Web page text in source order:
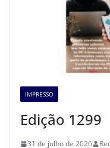
IMPRESSO
Edição 1299
31 de julho de 2026